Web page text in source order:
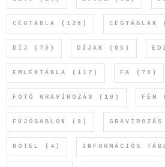
CÉGTÁBLA (126) CÉGTÁBLÁK
DÍJ (70) DÍJAK (85)
EMLÉKTÁBLA (117) FA (79)
FOTÓ GRAVÍROZÁS (10) FÉM
FÚJÓSABLON (9) GRAVÍROZÁS
HOTEL (4) INFORMÁCIÓS